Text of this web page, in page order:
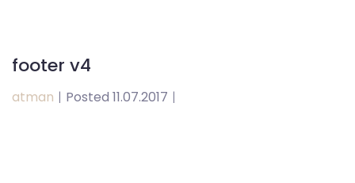
footer v4
atman | Posted 11.07.2017 |